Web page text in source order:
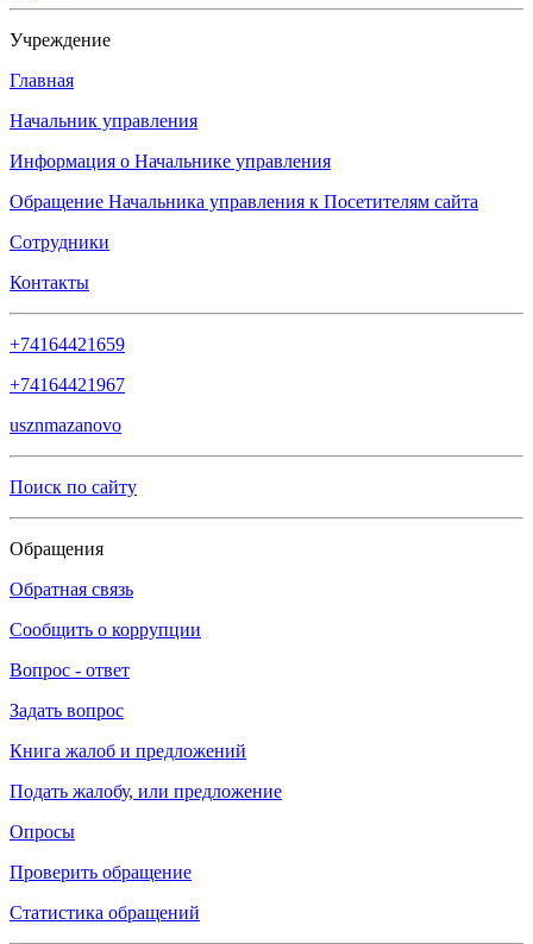
Учреждение
Главная
Начальник управления
Информация о Начальнике управления
Обращение Начальника управления к Посетителям сайта
Сотрудники
Контакты
+74164421659
+74164421967
usznmazanovo
Поиск по сайту
Обращения
Обратная связь
Сообщить о коррупции
Вопрос - ответ
Задать вопрос
Книга жалоб и предложений
Подать жалобу, или предложение
Опросы
Проверить обращение
Статистика обращений